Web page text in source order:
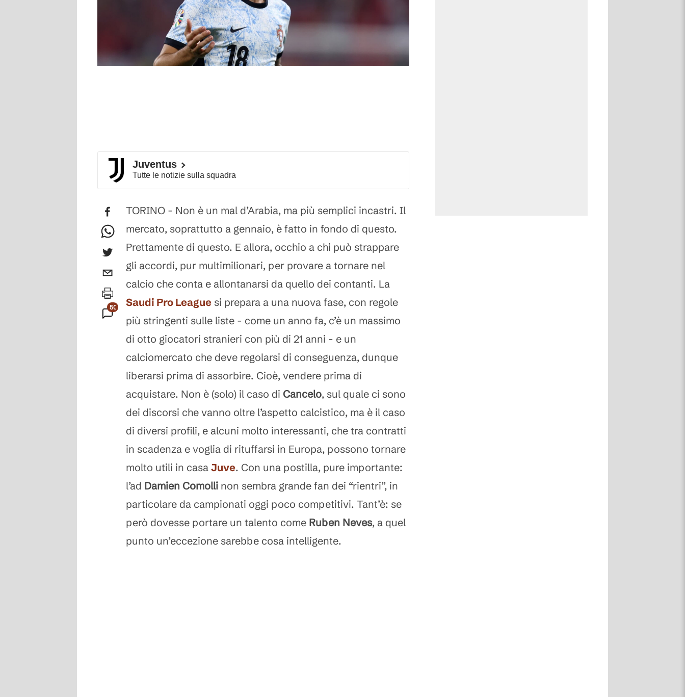
Juventus
Tutte le notizie sulla squadra
50
Commenti
TORINO - Non è un mal d’Arabia, ma più semplici incastri. Il
mercato, soprattutto a gennaio, è fatto in fondo di questo.
Prettamente di questo. E allora, occhio a chi può strappare
gli accordi, pur multimilionari, per provare a tornare nel
calcio che conta e allontanarsi da quello dei contanti. La
Saudi Pro League si prepara a una nuova fase, con regole
più stringenti sulle liste - come un anno fa, c’è un massimo
di otto giocatori stranieri con più di 21 anni - e un
calciomercato che deve regolarsi di conseguenza, dunque
liberarsi prima di assorbire. Cioè, vendere prima di
acquistare. Non è (solo) il caso di Cancelo, sul quale ci sono
dei discorsi che vanno oltre l’aspetto calcistico, ma è il caso
di diversi profili, e alcuni molto interessanti, che tra contratti
in scadenza e voglia di rituffarsi in Europa, possono tornare
molto utili in casa Juve. Con una postilla, pure importante:
l’ad Damien Comolli non sembra grande fan dei “rientri”, in
particolare da campionati oggi poco competitivi. Tant’è: se
però dovesse portare un talento come Ruben Neves, a quel
punto un’eccezione sarebbe cosa intelligente.